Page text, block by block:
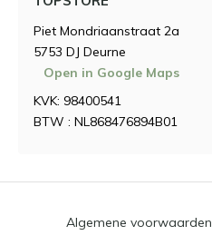
Piet Mondriaanstraat 2a
5753 DJ Deurne
Open in Google Maps
KVK: 98400541
BTW : NL868476894B01
Algemene voorwaarden